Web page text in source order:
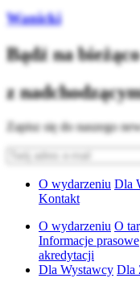
Wanicki
Bądź na bieżąco
z
Zapisz się do naszego
O wydarzeniu Dla
Kontakt
O wydarzeniu O
Informacje prasowe
akredytacji
Dla Wystawcy Dla